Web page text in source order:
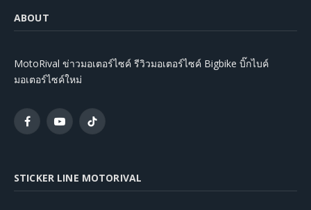
ABOUT
MotoRival ข่าวมอเตอร์ไซค์ รีวิวมอเตอร์ไซค์ Bigbike บิ๊กไบค์
มอเตอร์ไซค์ใหม่
FacebookYouTubeTikTok
STICKER LINE MOTORIVAL